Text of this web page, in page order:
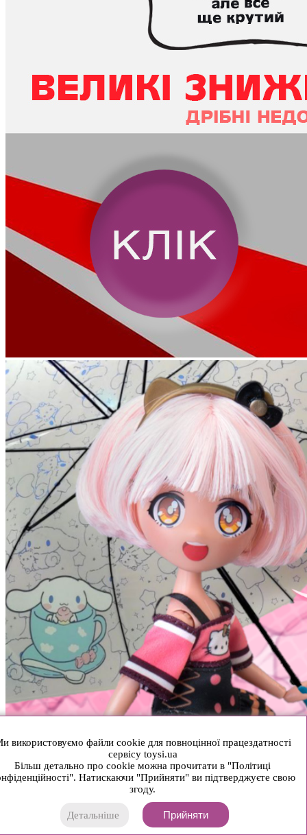
використовуємо файли cookie для повноцінної працездатності
сервісу toysi.ua
Більш детально про cookie можна прочитати в "Політиці
Натискаючи "Прийняти" ви підтверджуєте свою
згоду.
Детальніше Прийняти